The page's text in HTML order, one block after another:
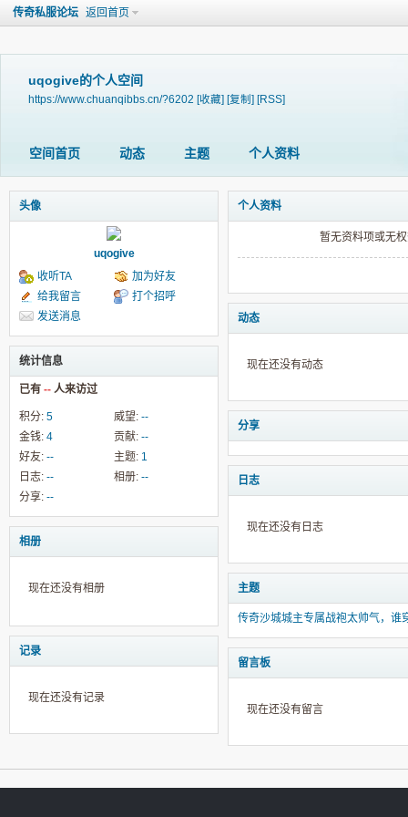
传奇私服论坛 返回首页
uqogive的个人空间
https://www.chuanqibbs.cn/?6202 [收藏] [复制] [RSS]
空间首页 动态 主题 个人资料
头像
uqogive
收听TA
加为好友
给我留言
打个招呼
发送消息
统计信息
已有 -- 人来访过
积分: 5 威望: --
金钱: 4 贡献: --
好友: -- 主题: 1
日志: -- 相册: --
分享: --
相册
现在还没有相册
记录
现在还没有记录
个人资料
暂无资料项或无
动态
现在还没有动态
分享
日志
现在还没有日志
主题
传奇沙城城主专属战袍太帅气，谁
留言板
现在还没有留言